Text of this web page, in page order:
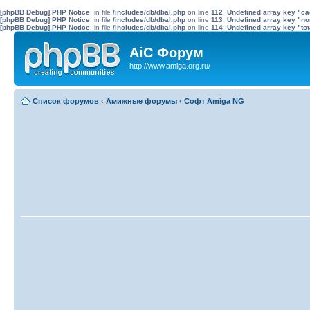
[phpBB Debug] PHP Notice: in file /includes/db/dbal.php on line 112: Undefined array key
[phpBB Debug] PHP Notice: in file /includes/db/dbal.php on line 113: Undefined array key
[phpBB Debug] PHP Notice: in file /includes/db/dbal.php on line 114: Undefined array key
AiC Форум
http://www.amiga.org.ru/
Список форумов ‹ Амижные форумы ‹ Софт Amiga NG